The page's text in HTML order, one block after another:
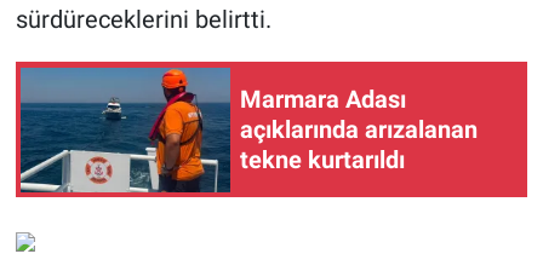
sürdüreceklerini belirtti.
Marmara Adası
açıklarında arızalanan
tekne kurtarıldı